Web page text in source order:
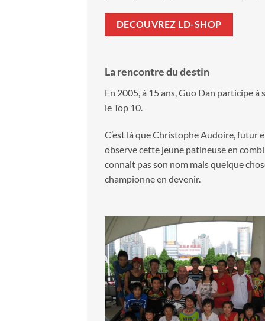
DECOUVREZ LD-SHOP
La rencontre du destin
En 2005, à 15 ans, Guo Dan participe
le Top 10.
C’est là que Christophe Audoire, futur
observe cette jeune patineuse en
connait pas son nom mais quelque
championne en devenir.